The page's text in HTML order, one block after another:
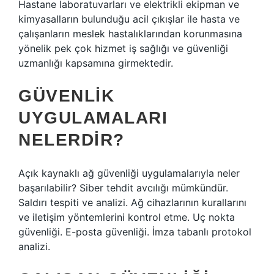
Hastane laboratuvarları ve elektrikli ekipman ve
kimyasalların bulunduğu acil çıkışlar ile hasta ve
çalışanların meslek hastalıklarından korunmasına
yönelik pek çok hizmet iş sağlığı ve güvenliği
uzmanlığı kapsamına girmektedir.
GÜVENLIK
UYGULAMALARI
NELERDIR?
Açık kaynaklı ağ güvenliği uygulamalarıyla neler
başarılabilir? Siber tehdit avcılığı mümkündür.
Saldırı tespiti ve analizi. Ağ cihazlarının kurallarını
ve iletişim yöntemlerini kontrol etme. Uç nokta
güvenliği. E-posta güvenliği. İmza tabanlı protokol
analizi.